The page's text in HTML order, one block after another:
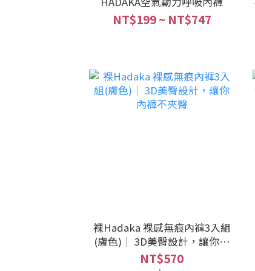
NT$199 ~ NT$747
裸Hadaka 裸感無痕內褲3入組
(膚色)｜ 3D美臀設計，讓你內
褲不夾臀
NT$570